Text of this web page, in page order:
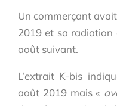
Un commerçant
2019 et sa radiation
août suivant.
L’extrait K-bis
août 2019 mais «